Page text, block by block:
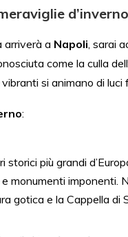
arriverà a Napoli , sarai
come la culla
si animano di luci
:
più grandi
monumenti imponenti.
gotica e la Cappella